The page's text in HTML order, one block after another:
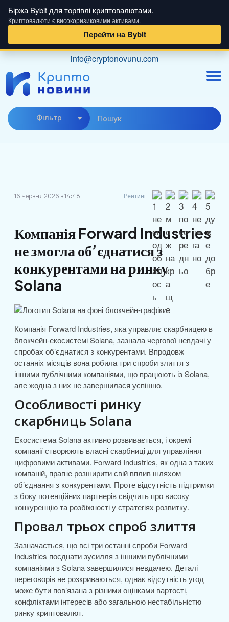
Біржа Bybit для торгівлі криптовалютами.
Криптовалюти є високоризиковими активами.
Перейти на Bybit
content
info@cryptonovunu.com
Фiльтр
16 Червня 2026 в 14:48 Рейтинг:
Компанія Forward Industries
не змогла об’єднатися з
конкурентами на ринку
Solana
Компанія Forward Industries, яка управляє скарбницею в
блокчейн-екосистемі Solana, зазнала чергової невдачі у
спробах об’єднатися з конкурентами. Впродовж
останніх місяців вона робила три спроби злиття з
іншими публічними компаніями, що працюють із Solana,
але жодна з них не завершилася успішно.
Особливості ринку
скарбниць Solana
Екосистема Solana активно розвивається, і окремі
компанії створюють власні скарбниці для управління
цифровими активами. Forward Industries, як одна з таких
компаній, прагне розширити свій вплив шляхом
об’єднання з конкурентами. Проте відсутність підтримки
з боку потенційних партнерів свідчить про високу
конкуренцію та розбіжності у стратегіях розвитку.
Провал трьох спроб злиття
Зазначається, що всі три останні спроби Forward
Industries поєднати зусилля з іншими публічними
компаніями з Solana завершилися невдачею. Деталі
переговорів не розкриваються, однак відсутність угод
може бути пов’язана з різними оцінками вартості,
конфліктами інтересів або загальною нестабільністю
ринку криптовалют.